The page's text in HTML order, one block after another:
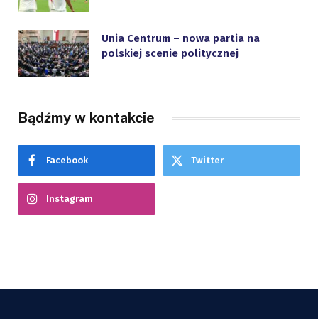
Unia Centrum – nowa partia na
polskiej scenie politycznej
Bądźmy w kontakcie
Facebook Twitter
Instagram